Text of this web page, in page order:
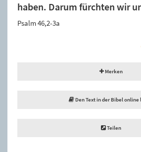
haben. Darum fürchten wir
Psalm 46,2-3a
Merken
Den Text in der Bibel online
Teilen